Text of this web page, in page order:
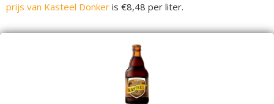
prijs van Kasteel Donker is €8,48 per liter.